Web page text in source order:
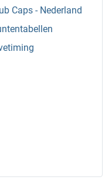
Caps - Nederland